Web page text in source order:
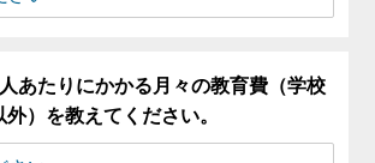
あたりにかかる月々の教育費（学校
）を教えてください。